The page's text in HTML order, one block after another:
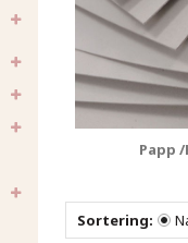
Papp
Sortering: